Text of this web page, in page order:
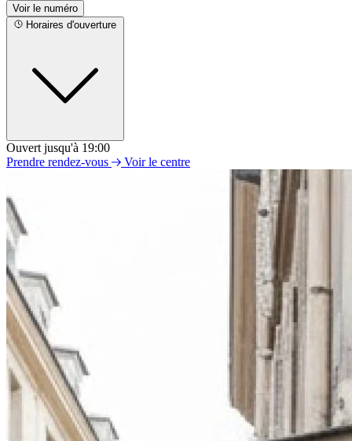
Voir le numéro
Horaires d'ouverture
Lundi
Mercredi
Jeudi
Vendredi
09h30 - 19h00
Samedi
09h30 - 12h30
13h30 - 19h00
Dimanche
Fermé
Ouvert jusqu'à 19:00
Prendre rendez-vous
Voir le centre